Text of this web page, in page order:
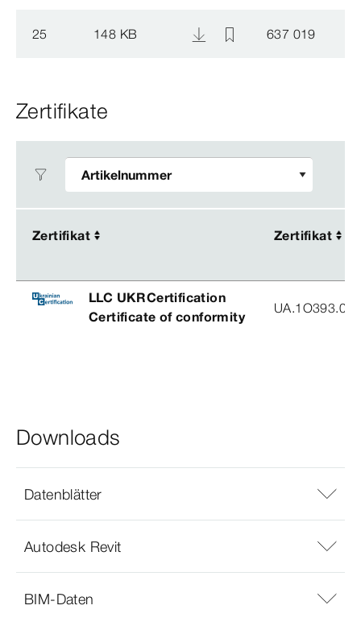
25 148 KB 637 019
Zertifikate
Zertifikat Zertifikat
Zertifikat Zertifikat
LLC UKRCertification
Certificate of conformity
Downloads
Datenblätter
Autodesk Revit
BIM-Daten